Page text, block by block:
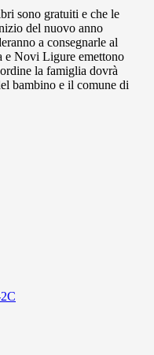
sono gratuiti e che le
del nuovo anno
a consegnarle al
e Novi Ligure emettono
la famiglia dovrà
bambino e il comune di